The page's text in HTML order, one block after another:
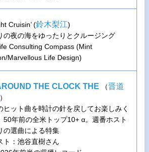
Cruisin’ (鈴木梨江)
の夜の海をゆったりとクルージング
Consulting Compass (Mint
Marvellous Life Design)
THE CLOCK THE （晋道
）
ヒット曲を時計の針を戻してお楽しみく
50年前の全米トップ10+ α。週番ホスト
の選曲による特集
ト：池谷直樹さん